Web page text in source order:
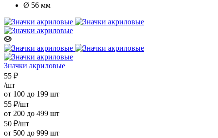
Ø 56 мм
Значки акриловые
55 ₽
/шт
от 100 до 199 шт
55 ₽/шт
от 200 до 499 шт
50 ₽/шт
от 500 до 999 шт